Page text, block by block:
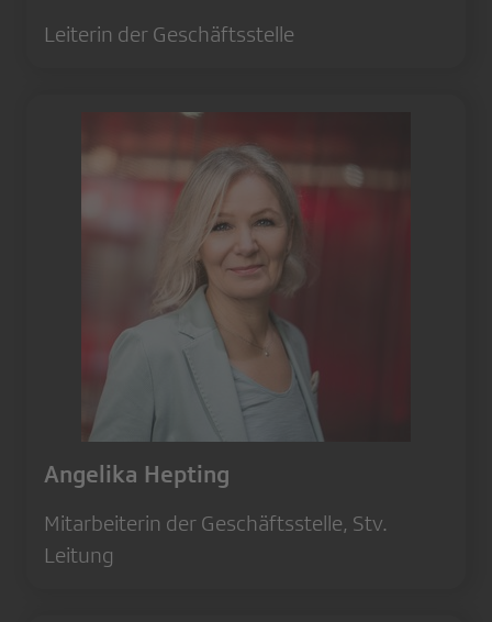
Leiterin der Geschäftsstelle
Angelika Hepting
Mitarbeiterin der Geschäftsstelle, Stv.
Leitung